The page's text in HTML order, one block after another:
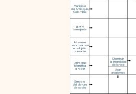
Municipio
de Antioquia,
Colombia
Igual o
semejante
Atraviese
una cosa con
un objeto
punzante
Letra que
identifica
a robín
Disminuir
la intensidad
de la voz
Usar
arcaísmos
Símbolo
del cloruro
de sodio